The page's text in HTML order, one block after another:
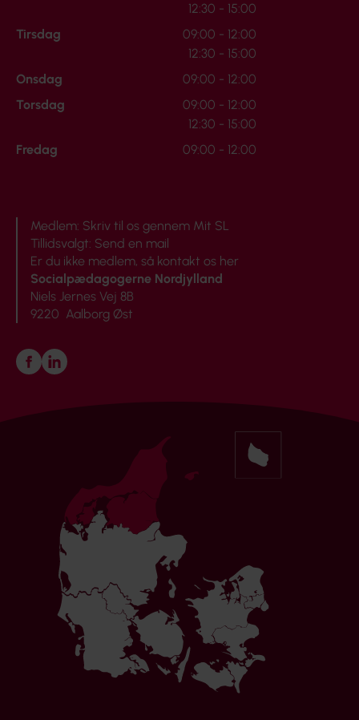
12:30 - 15:00
Tirsdag
09:00 - 12:00
12:30 - 15:00
Onsdag
09:00 - 12:00
Torsdag
09:00 - 12:00
12:30 - 15:00
Fredag
09:00 - 12:00
Medlem: Skriv til os gennem Mit SL
Tillidsvalgt: Send en mail
Er du ikke medlem, så kontakt os her
Socialpædagogerne Nordjylland
Niels Jernes Vej 8B
9220 Aalborg Øst
Følg os på Facebook
Følg os på LinkedIn